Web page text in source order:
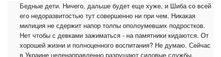
Бедные дети. Ничего, дальше будет еще хуже, и Шиба со всей
его недоразвитостью тут совершенно ни при чем. Никакая
милиция не сдержит напор толпы ополоумевших подростков.
Нет чтобы с девками зажиматься - на памятники кидаются. От
хорошей жизни и полноценного воспитания? Не думаю. Сейчас
в Украине целенаправленно разрушают силовые службы,